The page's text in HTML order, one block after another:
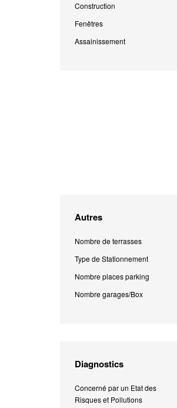
Construction
Fenêtres
Assainissement
Autres
Nombre de terrasses
Type de Stationnement
Nombre places parking
Nombre garages/Box
Diagnostics
Concerné par un Etat des
Risques et Pollutions